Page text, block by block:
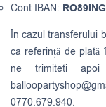
Cont IBAN:
În cazul transferului
ca referință de plată
ne trimiteti
0770.679.940.